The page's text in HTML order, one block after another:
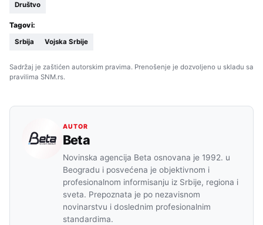
Društvo
Tagovi:
Srbija Vojska Srbije
Sadržaj je zaštićen autorskim pravima. Prenošenje je dozvoljeno u skladu sa
pravilima SNM.rs.
AUTOR
Beta
Novinska agencija Beta osnovana je 1992. u
Beogradu i posvećena je objektivnom i
profesionalnom informisanju iz Srbije, regiona i
sveta. Prepoznata je po nezavisnom
novinarstvu i doslednim profesionalnim
standardima.